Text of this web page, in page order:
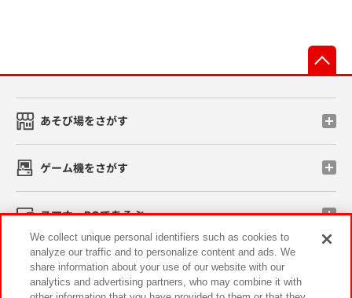
あそび場をさがす
ゲーム機をさがす
スマホ・PCであそぶ
イベント・キャンペーン
We collect unique personal identifiers such as cookies to
analyze our traffic and to personalize content and ads. We
share information about your use of our website with our
analytics and advertising partners, who may combine it with